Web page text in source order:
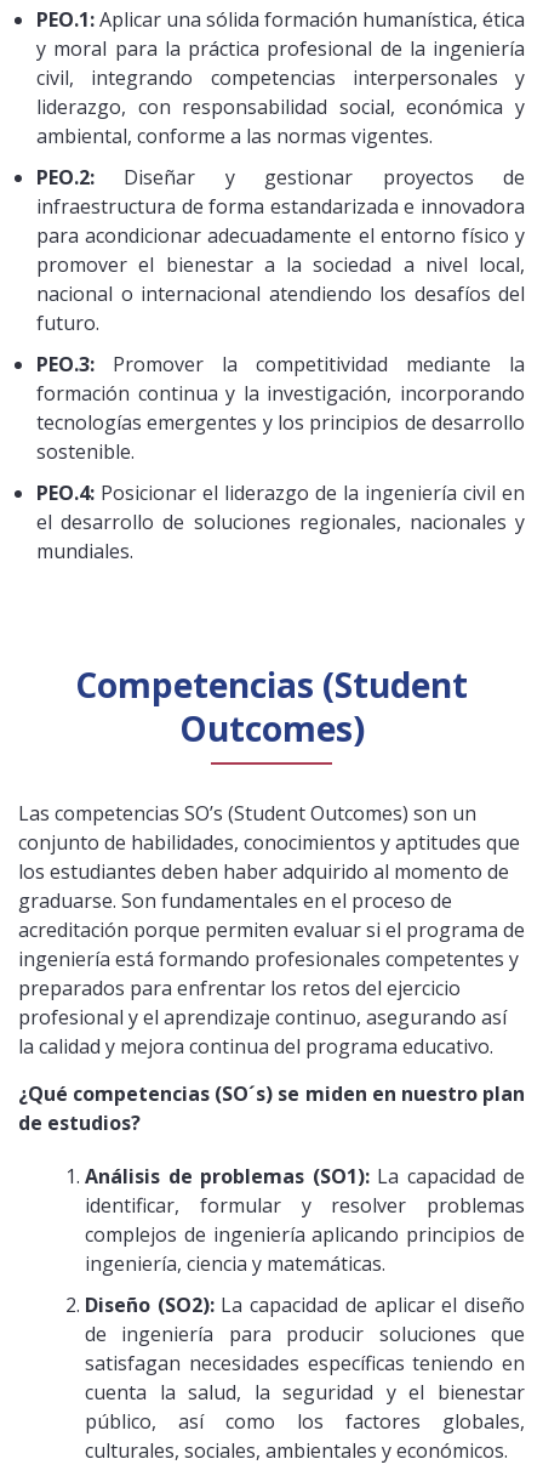
PEO.1:Aplicar una sólida formación humanística, ética
y moral para la práctica profesional de la ingeniería
civil, integrando competencias interpersonales y
liderazgo, con responsabilidad social, económica y
ambiental, conforme a las normas vigentes.
PEO.2: Diseñar y gestionar proyectos de
infraestructura de forma estandarizada e innovadora
para acondicionar adecuadamente el entorno físico y
promover el bienestar a la sociedad a nivel local,
nacional o internacional atendiendo los desafíos del
futuro.
PEO.3: Promover la competitividad mediante la
formación continua y la investigación, incorporando
tecnologías emergentes y los principios de desarrollo
sostenible.
PEO.4: Posicionar el liderazgo de la ingeniería civil en
el desarrollo de soluciones regionales, nacionales y
mundiales.
Competencias (Student
Outcomes)
Las competencias SO’s (Student Outcomes) son un
conjunto de habilidades, conocimientos y aptitudes que
los estudiantes deben haber adquirido al momento de
graduarse. Son fundamentales en el proceso de
acreditación porque permiten evaluar si el programa de
ingeniería está formando profesionales competentes y
preparados para enfrentar los retos del ejercicio
profesional y el aprendizaje continuo, asegurando así
la calidad y mejora continua del programa educativo.
¿Qué competencias (SO´s) se miden en nuestro plan
de estudios?
Análisis de problemas (SO1):La capacidad de
identificar, formular y resolver problemas
complejos de ingeniería aplicando principios de
ingeniería, ciencia y matemáticas.
Diseño (SO2):La capacidad de aplicar el diseño
de ingeniería para producir soluciones que
satisfagan necesidades específicas teniendo en
cuenta la salud, la seguridad y el bienestar
público, así como los factores globales,
culturales, sociales, ambientales y económicos.